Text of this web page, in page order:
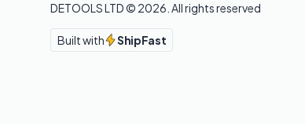
DETOOLS LTD © 2026 . All rights reserved
Built with ShipFast